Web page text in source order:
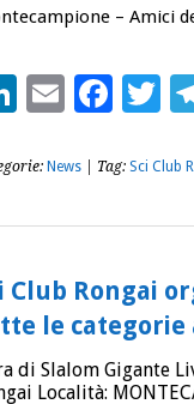
– Amici
LinkedIn
Email
News| Tag: Sci Club
Club Rongai
le categorie
di Slalom Gigante
Località: